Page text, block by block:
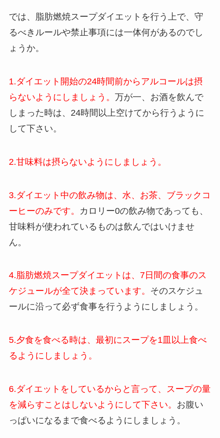
では、脂肪燃焼スープダイエットを行う上で、守
るべきルールや禁止事項には一体何があるのでし
ょうか。
1.ダイエット開始の24時間前からアルコールは摂
らないようにしましょう。 万が一、お酒を飲んで
しまった時は、24時間以上空けてから行うように
して下さい。
2.甘味料は摂らないようにしましょう。
3.ダイエット中の飲み物は、水、お茶、ブラックコ
ーヒーのみです。
カロリー0の飲み物であっても、
甘味料が使われているものは飲んではいけませ
ん。
4.脂肪燃焼スープダイエットは、7日間の食事のス
ケジュールが全て決まっています。 そのスケジュ
ールに沿って必ず食事を行うようにしましょう。
5.夕食を食べる時は、最初にスープを1皿以上食べ
るようにしましょう。
6.ダイエットをしているからと言って、スープの量
を減らすことはしないようにして下さい。 お腹い
っぱいになるまで食べるようにしましょう。